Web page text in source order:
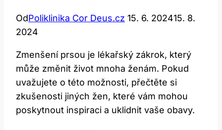
OdPoliklinika Cor Deus.cz 15. 6. 202415. 8.
2024
Zmenšení prsou je lékařský zákrok, který
může změnit život mnoha ženám. Pokud
uvažujete o této možnosti, přečtěte si
zkušenosti jiných žen, které vám mohou
poskytnout inspiraci a uklidnit vaše obavy.